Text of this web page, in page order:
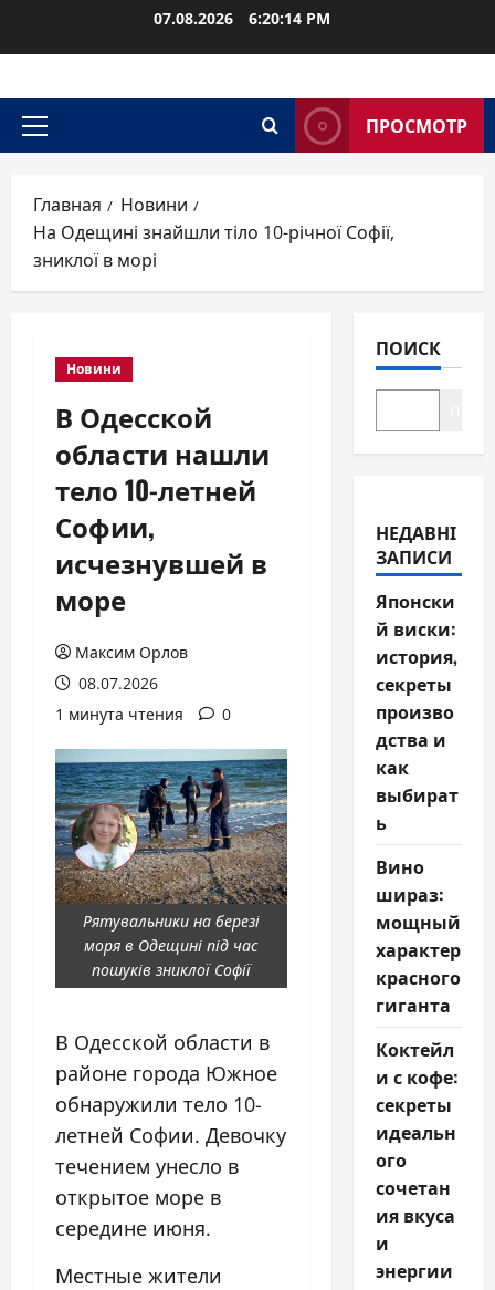
07.08.2026 6:20:15 PM
Основное
ПРОСМОТР
Главная
Новини
На Одещині знайшли тіло 10-річної Софії,
зниклої в морі
Новини
В Одесской
области нашли
тело 10-летней
Софии,
исчезнувшей в
море
Максим Орлов
08.07.2026
1 минута чтения
0
Рятувальники на березі
моря в Одещині під час
пошуків зниклої Софії
В Одесской области в
районе города Южное
обнаружили тело 10-
летней Софии. Девочку
течением унесло в
открытое море в
середине июня.
Местные жители
ПОИСК
НЕДАВНІ
ЗАПИСИ
Японски
й виски:
история,
секреты
произво
дства и
как
выбират
ь
Вино
шираз:
мощный
характер
красного
гиганта
Коктейл
и с кофе:
секреты
идеальн
ого
сочетан
ия вкуса
и
энергии